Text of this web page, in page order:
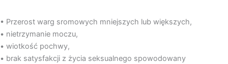
• Przerost warg sromowych mniejszych lub większych,
• nietrzymanie moczu,
• wiotkość pochwy,
• brak satysfakcji z życia seksualnego spowodowany